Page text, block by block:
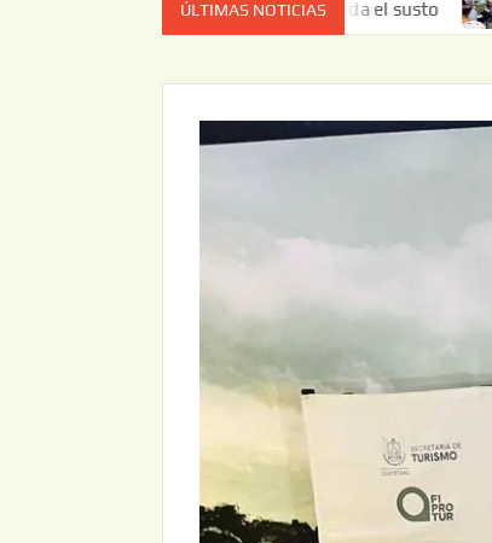
ÚLTIMAS NOTICIAS
cuenta el que da el susto Entrega JAPAM